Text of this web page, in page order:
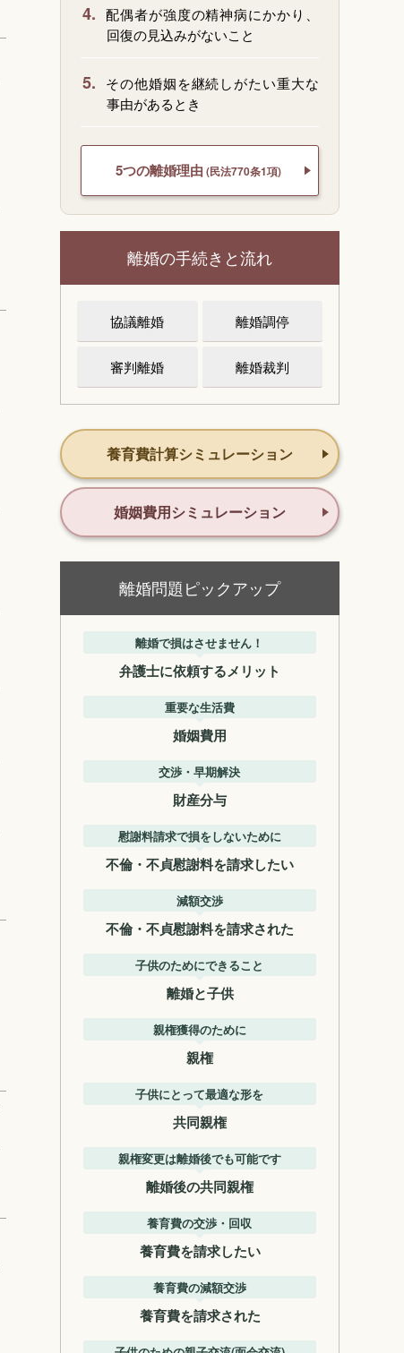
4. 配偶者が強度の精神病にかかり、
回復の見込みがないこと
5.
その他婚姻を継続しがたい重大な
事由があるとき
5つの離婚理由 (民法770条1項)
離婚の手続きと流れ
協議離婚 離婚調停
審判離婚 離婚裁判
養育費計算シミュレーション
婚姻費用シミュレーション
離婚問題ピックアップ
離婚で損はさせません！
弁護士に依頼するメリット
重要な生活費
婚姻費用
交渉・早期解決
財産分与
慰謝料請求で損をしないために
不倫・不貞慰謝料を請求したい
減額交渉
不倫・不貞慰謝料を請求された
子供のためにできること
離婚と子供
親権獲得のために
親権
子供にとって最適な形を
共同親権
親権変更は離婚後でも可能です
離婚後の共同親権
養育費の交渉・回収
養育費を請求したい
養育費の減額交渉
養育費を請求された